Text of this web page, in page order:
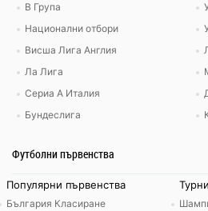
В Група
Национални отбори
Висша Лига Англия
Ла Лига
Сериа А Италия
Бундеслига
Футболни първенства
Популярни първенства
България Класиране